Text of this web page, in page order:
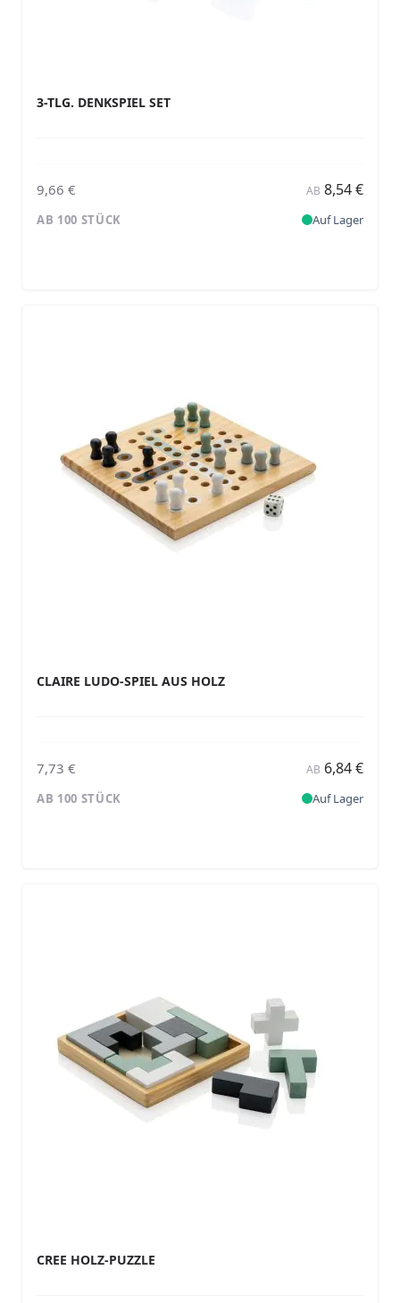
3-TLG. DENKSPIEL SET
9,66 € AB 8,54 €
AB 100 STÜCK Auf Lager
CLAIRE LUDO-SPIEL AUS HOLZ
7,73 € AB 6,84 €
AB 100 STÜCK Auf Lager
CREE HOLZ-PUZZLE